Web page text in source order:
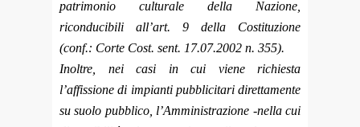
patrimonio culturale della Nazione,
riconducibili all’art. 9 della Costituzione
(conf.: Corte Cost. sent. 17.07.2002 n. 355).
Inoltre, nei casi in cui viene richiesta
l’affissione di impianti pubblicitari direttamente
su suolo pubblico, l’Amministrazione -nella cui